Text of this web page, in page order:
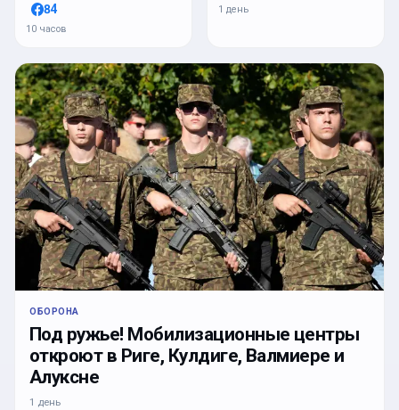
84
10 часов
1 день
ОБОРОНА
Под ружье! Мобилизационные центры
откроют в Риге, Кулдиге, Валмиере и
Алуксне
1 день